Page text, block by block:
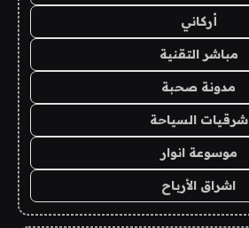
أركاني
مباشر التقنية
مدونة صحبة
شرقيات السياحة
موسوعة انوار
اشراق الأرباح